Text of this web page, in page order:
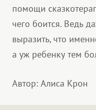
помощи
чего боится. Ведь
выразить, что
а уж ребенку тем
Автор: Алиса Крон